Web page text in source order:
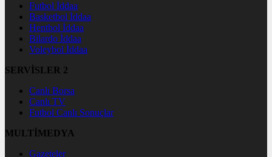
Futbol İddaa
Basketbol İddaa
Hentbol İddaa
Bilardo İddaa
Voleybol İddaa
SERVİSLER 2
Canlı Borsa
Canlı TV
Futbol Canlı Sonuçlar
MULTİMEDYA
Gazeteler